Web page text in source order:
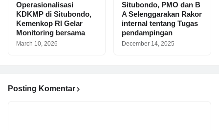
Operasionalisasi
KDKMP di Situbondo,
Kemenkop RI Gelar
Monitoring bersama
March 10, 2026
Situbondo, PMO dan B
A Selenggarakan Rakor
internal tentang Tugas
pendampingan
December 14, 2025
Posting Komentar